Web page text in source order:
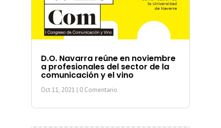
D.O. Navarra reúne en noviembre
a profesionales del sector de la
comunicación y el vino
Oct 11, 2021 | 0 Comentario